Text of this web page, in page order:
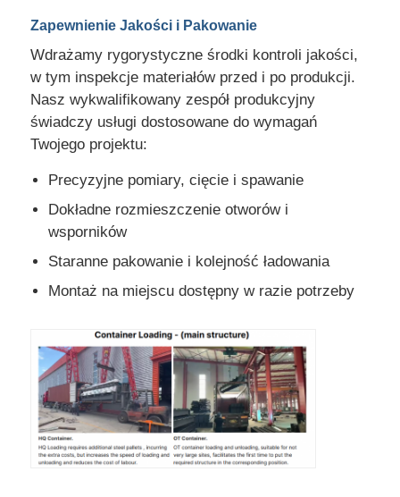
Zapewnienie Jakości i Pakowanie
Wdrażamy rygorystyczne środki kontroli jakości,
w tym inspekcje materiałów przed i po produkcji.
Nasz wykwalifikowany zespół produkcyjny
świadczy usługi dostosowane do wymagań
Twojego projektu:
Precyzyjne pomiary, cięcie i spawanie
Dokładne rozmieszczenie otworów i
wsporników
Staranne pakowanie i kolejność ładowania
Montaż na miejscu dostępny w razie potrzeby